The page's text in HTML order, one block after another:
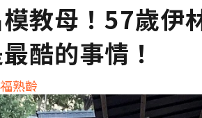
教母！57歲伊
酷的事情！
熟齡